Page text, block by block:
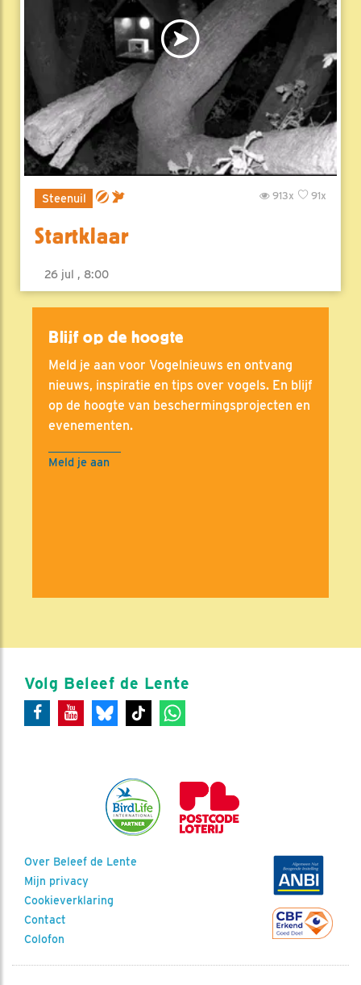
Steenuil 91x
913x
Startklaar
26 jul , 8:00
Blijf op de hoogte
Meld je aan voor Vogelnieuws en ontvang
nieuws, inspiratie en tips over vogels. En blijf
op de hoogte van beschermingsprojecten en
evenementen.
Meld je aan
Volg Beleef de Lente
Over Beleef de Lente
Mijn privacy
Cookieverklaring
Contact
Colofon